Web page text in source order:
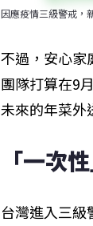
因應疫情三級警戒，
不過，安心家
團隊打算在9
未來的年菜外
「一次
台灣進入三